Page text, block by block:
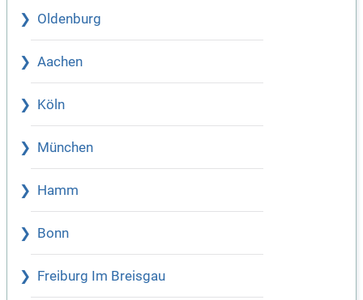
Oldenburg
Aachen
Köln
München
Hamm
Bonn
Freiburg Im Breisgau